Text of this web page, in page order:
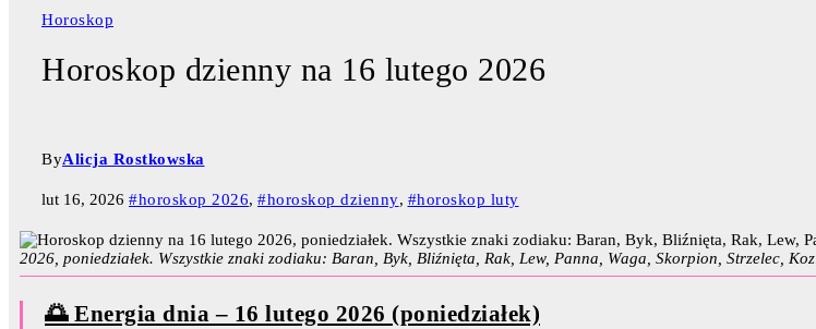
Horoskop
Horoskop dzienny na 16 lutego 2026
ByAlicja Rostkowska
lut 16, 2026 #horoskop 2026, #horoskop dzienny, #horoskop luty
2026, poniedziałek. Wszystkie znaki zodiaku: Baran, Byk, Bliźnięta, Rak, Lew, Panna, Waga, Skorpion, Strzelec,
🌅 Energia dnia – 16 lutego 2026 (poniedziałek)